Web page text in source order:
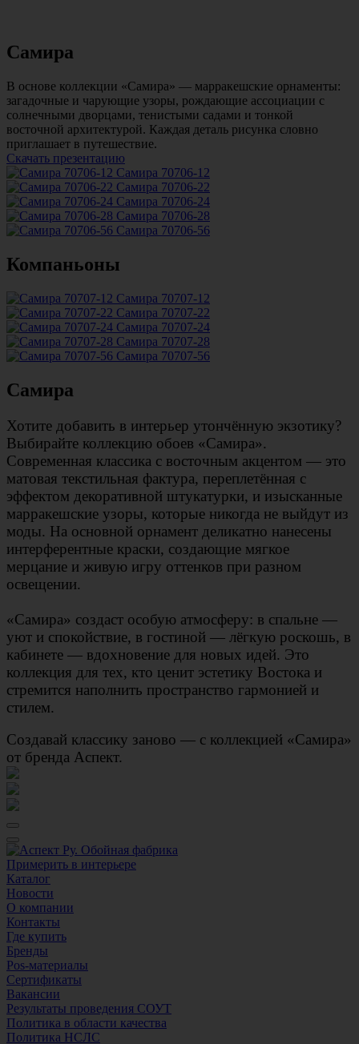
Самира
В основе коллекции «Самира» — марракешские орнаменты:
загадочные и чарующие узоры, рождающие ассоциации с
солнечными дворцами, тенистыми садами и тонкой
восточной архитектурой. Каждая деталь рисунка словно
приглашает в путешествие.
Скачать презентацию
Самира 70706-12
Самира 70706-22
Самира 70706-24
Самира 70706-28
Самира 70706-56
Компаньоны
Самира 70707-12
Самира 70707-22
Самира 70707-24
Самира 70707-28
Самира 70707-56
Самира
Хотите добавить в интерьер утончённую экзотику?
Выбирайте коллекцию обоев «Самира».
Современная классика с восточным акцентом — это
матовая текстильная фактура, переплетённая с
эффектом декоративной штукатурки, и изысканные
марракешские узоры, которые никогда не выйдут из
моды. На основной орнамент деликатно нанесены
интерферентные краски, создающие мягкое
мерцание и живую игру оттенков при разном
освещении.
«Самира» создаст особую атмосферу: в спальне —
уют и спокойствие, в гостиной — лёгкую роскошь, в
кабинете — вдохновение для новых идей. Это
коллекция для тех, кто ценит эстетику Востока и
стремится наполнить пространство гармонией и
стилем.
Создавай классику заново — с коллекцией «Самира»
от бренда Аспект.
Примерить в интерьере
Каталог
Новости
О компании
Контакты
Где купить
Бренды
Pos-материалы
Сертификаты
Вакансии
Результаты проведения СОУТ
Политика в области качества
Политика НСЛС